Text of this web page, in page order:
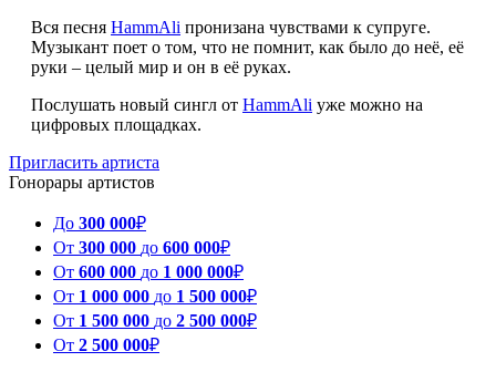
Вся песня HammAli пронизана чувствами к супруге.
Музыкант поет о том, что не помнит, как было до неё, её
руки – целый мир и он в её руках.
Послушать новый сингл от HammAli уже можно на
цифровых площадках.
Пригласить артиста
Гонорары артистов
До 300 000₽
От 300 000 до 600 000₽
От 600 000 до 1 000 000₽
От 1 000 000 до 1 500 000₽
От 1 500 000 до 2 500 000₽
От 2 500 000₽